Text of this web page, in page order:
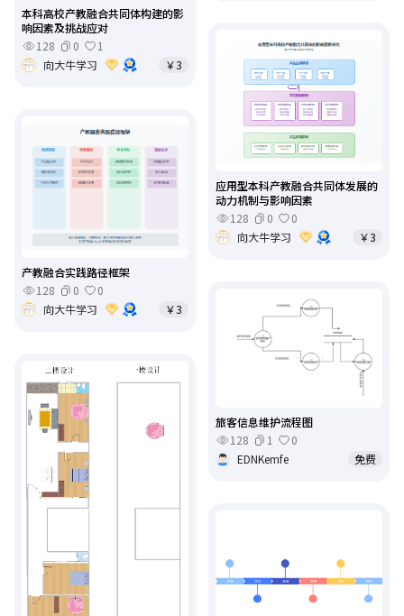
本科高校产教融合共同体构建的影
响因素及挑战应对
128
0
1
向大牛学习
￥3
应用型本科产教融合共同体发展的
动力机制与影响因素
128
0
0
向大牛学习
￥3
产教融合实践路径框架
128
0
0
向大牛学习
￥3
旅客信息维护流程图
128
1
0
EDNKemfe
免费